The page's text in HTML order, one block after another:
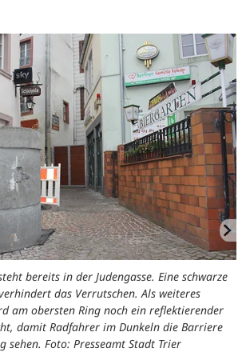
bereits in der Judengasse. Eine schwarze
das Verrutschen. Als weiteres
am obersten Ring noch ein reflektierender
damit Radfahrer im Dunkeln die Barriere
sehen. Foto: Presseamt Stadt Trier